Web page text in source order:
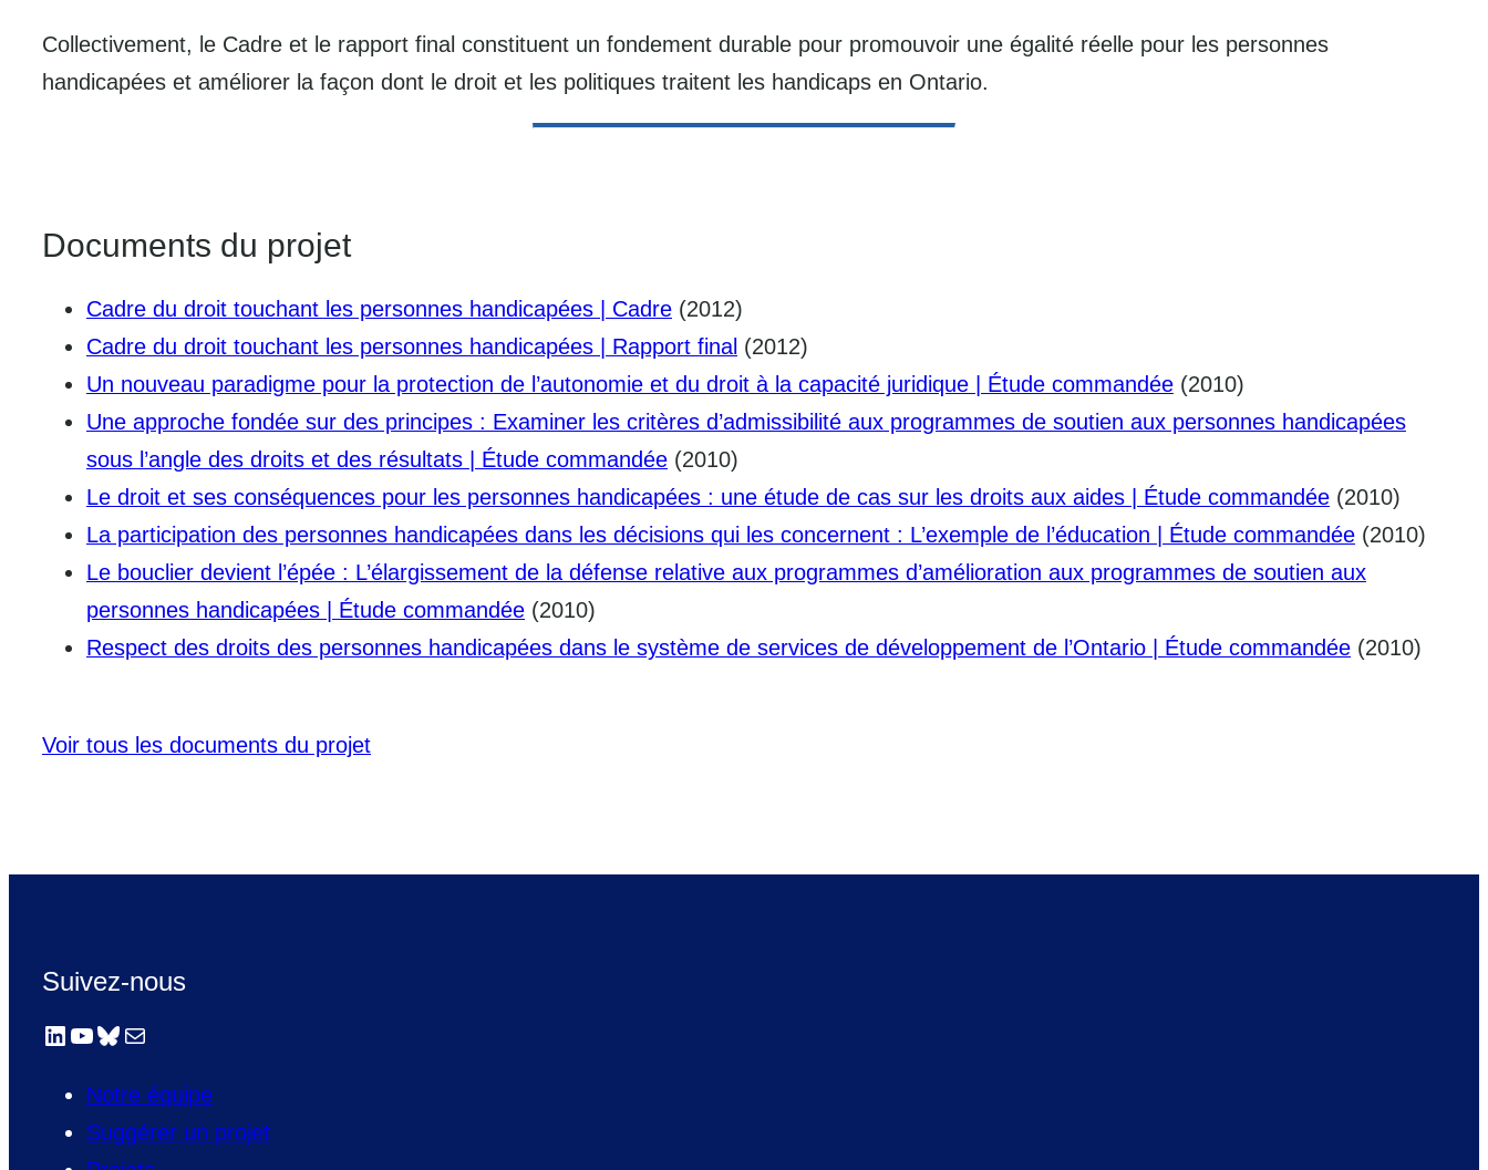
Collectivement, le Cadre et le rapport final constituent un fondement durable pour promouvoir une égalité réelle pour les personnes
handicapées et améliorer la façon dont le droit et les politiques traitent les handicaps en Ontario.
Documents du projet
Cadre du droit touchant les personnes handicapées | Cadre (2012)
Cadre du droit touchant les personnes handicapées | Rapport final (2012)
Un nouveau paradigme pour la protection de l’autonomie et du droit à la capacité juridique | Étude commandée (2010)
Une approche fondée sur des principes : Examiner les critères d’admissibilité aux programmes de soutien aux personnes handicapées
sous l’angle des droits et des résultats | Étude commandée (2010)
Le droit et ses conséquences pour les personnes handicapées : une étude de cas sur les droits aux aides | Étude commandée (2010)
La participation des personnes handicapées dans les décisions qui les concernent : L’exemple de l’éducation | Étude commandée (2010)
Le bouclier devient l’épée : L’élargissement de la défense relative aux programmes d’amélioration aux programmes de soutien aux
personnes handicapées | Étude commandée (2010)
Respect des droits des personnes handicapées dans le système de services de développement de l’Ontario | Étude commandée (2010)
Voir tous les documents du projet
Suivez-nous
LinkedIn
YouTube
Bluesky
E-mail
Notre équipe
Suggérer un projet